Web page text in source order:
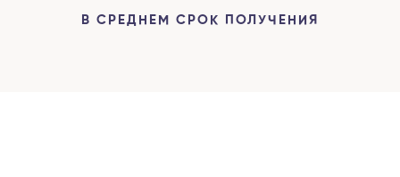
В СРЕДНЕМ СРОК ПОЛУЧЕНИЯ